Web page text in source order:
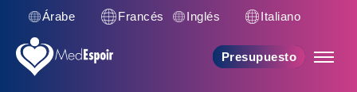
Árabe Francés Inglés Italiano
Presupuesto